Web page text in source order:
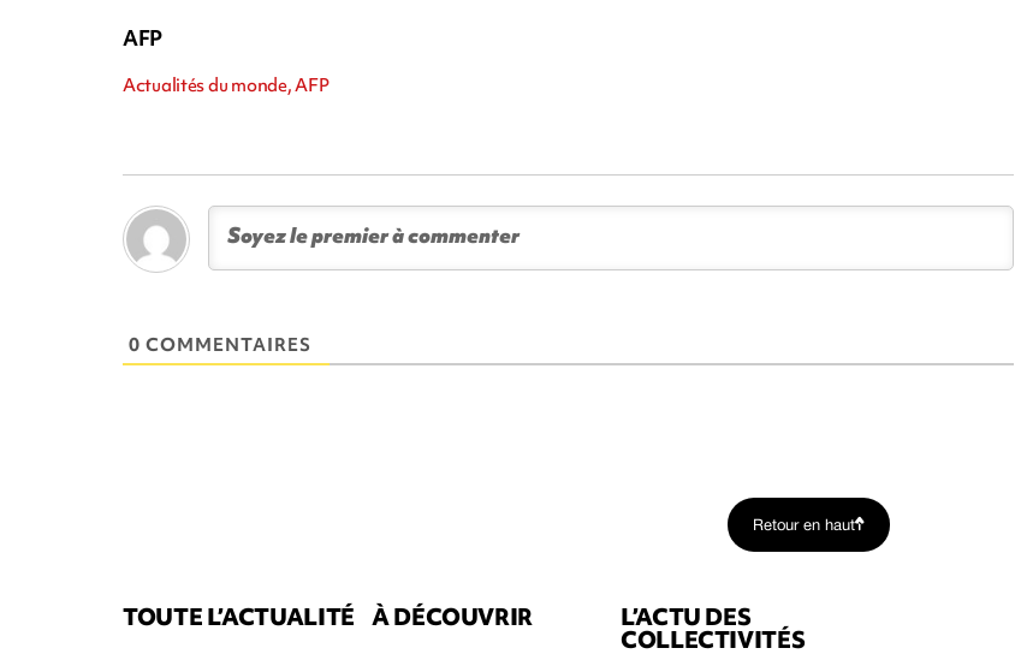
AFP
Actualités du monde, AFP
0 COMMENTAIRES
Retour en haut
TOUTE L’ACTUALITÉ À DÉCOUVRIR L’ACTU DES
COLLECTIVITÉS